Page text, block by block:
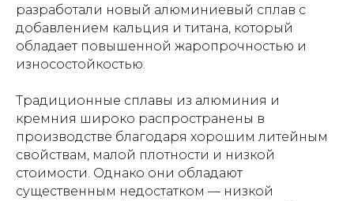
разработали новый алюминиевый сплав с
добавлением кальция и титана, который
обладает повышенной жаропрочностью и
износостойкостью.
Традиционные сплавы из алюминия и
кремния широко распространены в
производстве благодаря хорошим литейным
свойствам, малой плотности и низкой
стоимости. Однако они обладают
существенным недостатком — низкой